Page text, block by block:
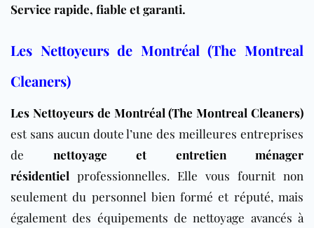
Service rapide, fiable et garanti.
Les Nettoyeurs de Montréal (The Montreal
Cleaners)
Les Nettoyeurs de Montréal (The Montreal Cleaners)
est sans aucun doute l’une des meilleures entreprises
de nettoyage et entretien ménager
résidentiel professionnelles. Elle vous fournit non
seulement du personnel bien formé et réputé, mais
également des équipements de nettoyage avancés à